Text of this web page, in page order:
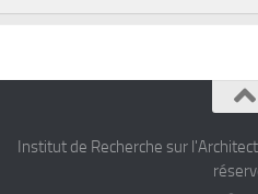
Institut de Recherche sur